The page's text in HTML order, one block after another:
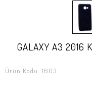
GALAXY A3 2016
Ürün Kodu: 1603